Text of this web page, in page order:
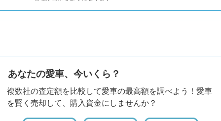
あなたの愛車、今いくら？
複数社の査定額を比較して愛車の最高額を調べよう！愛車
を賢く売却して、購入資金にしませんか？